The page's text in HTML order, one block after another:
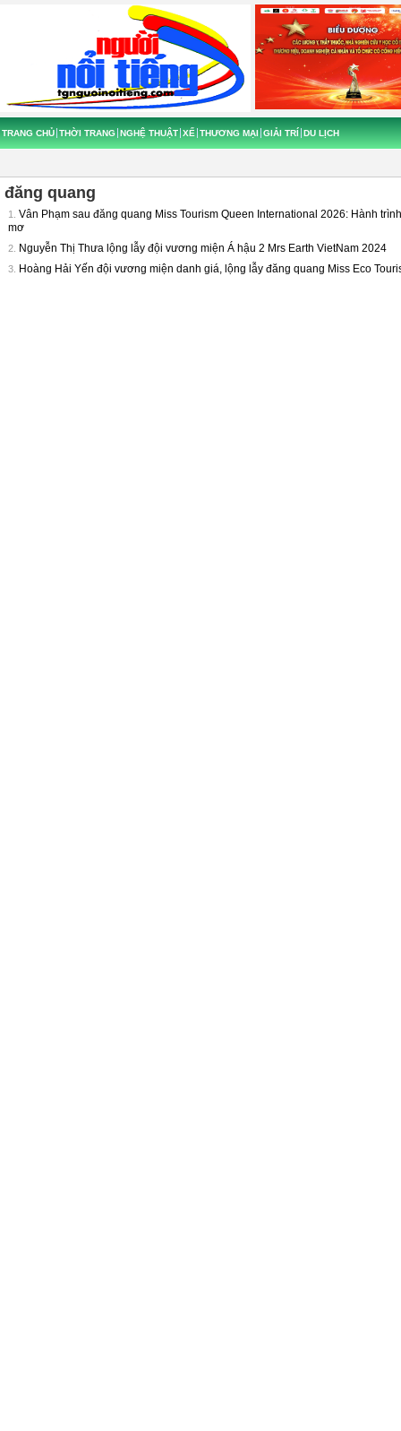
TRANG CHỦ THỜI TRANG NGHỆ THUẬT XẾ THƯƠNG MẠI GIẢI TRÍ DU LỊCH
đăng quang
1. Vân Phạm sau đăng quang Miss Tourism Queen International 2026: Hành
mơ
2. Nguyễn Thị Thưa lộng lẫy đội vương miện Á hậu 2 Mrs Earth VietNam 2024
3. Hoàng Hải Yến đội vương miện danh giá, lộng lẫy đăng quang Miss Eco